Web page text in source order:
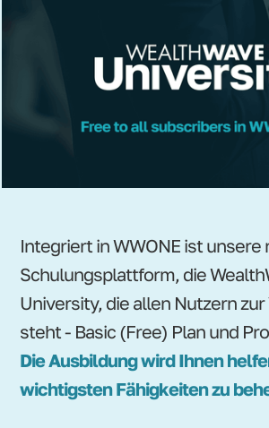
Integriert in WWONE ist unsere
Schulungsplattform, die
University, die allen Nutzern
steht - Basic (Free) Plan und
Die Ausbildung wird Ihnen
wichtigsten Fähigkeiten zu